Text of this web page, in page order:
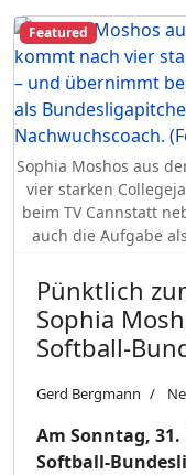
Sophia Moshos aus
vier starken
beim TV Cannstatt
auch die Aufgabe
Featured
Pünktlich
Sophia
Softball-
Gerd Bergmann
Am Sonntag,
Softball-